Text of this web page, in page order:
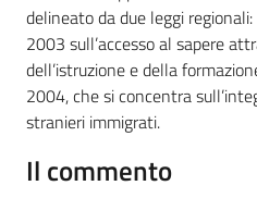
delineato da due leggi
2003 sull’accesso al sapere
dell’istruzione e della
2004, che si concentra
stranieri immigrati.
Il commento